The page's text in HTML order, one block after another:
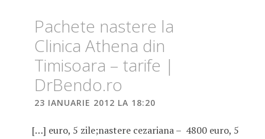
Pachete nastere la
Clinica Athena din
Timisoara – tarife |
DrBendo.ro
23 IANUARIE 2012 LA 18:20
[…] euro, 5 zile;nastere cezariana – 4800 euro, 5